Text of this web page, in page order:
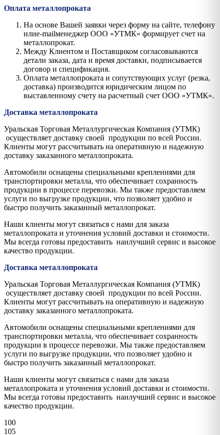
Оплата металлопроката
На основе Вашей заявки через форму на сайте, телефону
илиe-mailменеджер ООО «УТМК» формирует счет на
металлопрокат.
Между Клиентом и Поставщиком согласовываются
детали заказа, дата и время доставки, подписывается
договор и спецификация.
Оплата металлопроката и сопутствующих услуг (резка,
доставка) производится юридическим лицом по
выставленному счету на расчетный счет ООО «УТМК».
Доставка металлопроката
Уральская Торговая Металлургическая Компания (УТМК)
осуществляет доставку своей продукции по всей России.
Клиенты могут рассчитывать на оперативную и надежную
доставку заказанного металлопроката.
Автомобили оснащены специальными креплениями для
транспортировки металла, что обеспечивает сохранность
продукции в процессе перевозки. Мы также предоставляем
услуги по выгрузке продукции, что позволяет удобно и
быстро получить заказанный металлопрокат.
Наши клиенты могут связаться с нами для заказа
металлопроката и уточнения условий доставки и стоимости.
Мы всегда готовы предоставить наилучший сервис и высокое
качество продукции.
Доставка металлопроката
Уральская Торговая Металлургическая Компания (УТМК)
осуществляет доставку своей продукции по всей России.
Клиенты могут рассчитывать на оперативную и надежную
доставку заказанного металлопроката.
Автомобили оснащены специальными креплениями для
транспортировки металла, что обеспечивает сохранность
продукции в процессе перевозки. Мы также предоставляем
услуги по выгрузке продукции, что позволяет удобно и
быстро получить заказанный металлопрокат.
Наши клиенты могут связаться с нами для заказа
металлопроката и уточнения условий доставки и стоимости.
Мы всегда готовы предоставить наилучший сервис и высокое
качество продукции.
100
105